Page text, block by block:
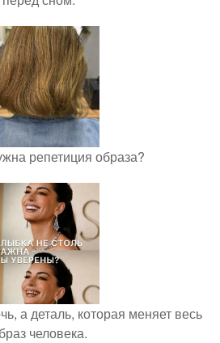
репетиция образа?
а деталь, которая меняет весь
человека.